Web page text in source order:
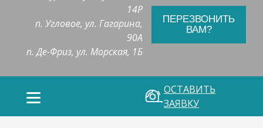
14Р
п. Угловое, ул. Гагарина,
90А
п. Де-Фриз, ул. Морская, 1Б
ПЕРЕЗВОНИТЬ
ВАМ?
ОСТАВИТЬ
ЗАЯВКУ